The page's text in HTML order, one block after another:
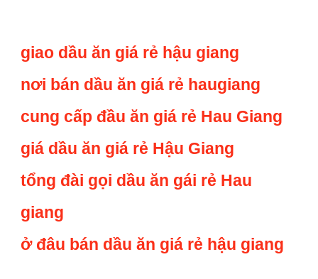
giao dầu ăn giá rẻ hậu giang
nơi bán dầu ăn giá rẻ haugiang
cung cấp đầu ăn giá rẻ Hau Giang
giá dầu ăn giá rẻ Hậu Giang
tổng đài gọi dầu ăn gái rẻ Hau
giang
ở đâu bán dầu ăn giá rẻ hậu giang